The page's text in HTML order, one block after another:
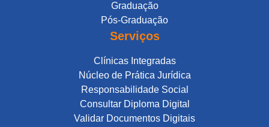
Graduação
Pós-Graduação
Serviços
Clínicas Integradas
Núcleo de Prática Jurídica
Responsabilidade Social
Consultar Diploma Digital
Validar Documentos Digitais